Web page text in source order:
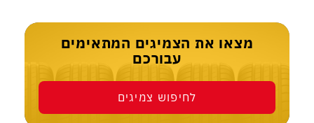
110/108
מצאו את הצמיגים המתאימים
עבורכם
לחיפוש צמיגים